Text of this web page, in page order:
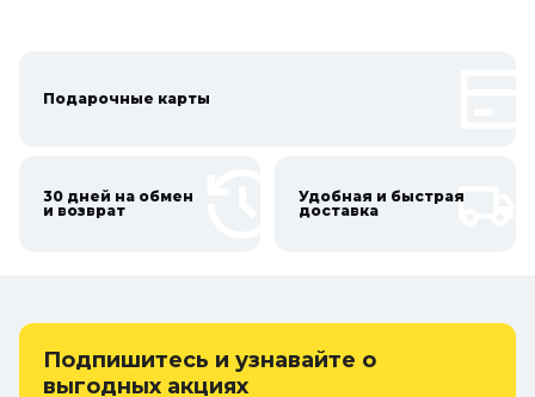
Подарочные карты
30 дней на обмен
и возврат
Удобная и быстрая
доставка
Подпишитесь и узнавайте о
выгодных акциях